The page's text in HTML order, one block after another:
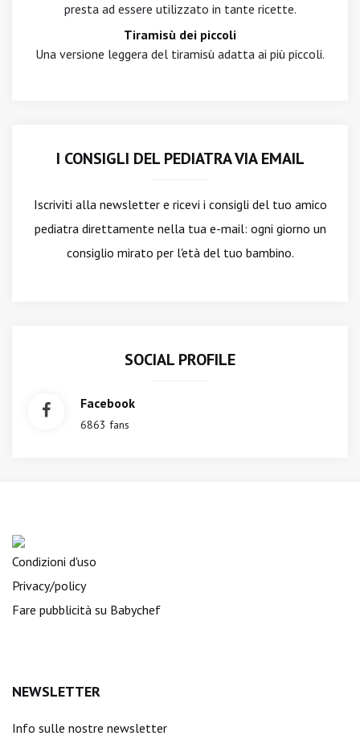
presta ad essere utilizzato in tante ricette.
Tiramisù dei piccoli
Una versione leggera del tiramisù adatta ai più piccoli.
I CONSIGLI DEL PEDIATRA VIA EMAIL
Iscriviti alla newslettere ricevi i consigli del tuo amico
pediatra direttamente nella tua e-mail: ogni giorno un
consiglio mirato per l'età del tuo bambino.
SOCIAL PROFILE
Facebook
6863 fans
Condizioni d'uso
Privacy/policy
Fare pubblicità su Babychef
NEWSLETTER
Info sulle nostre newsletter